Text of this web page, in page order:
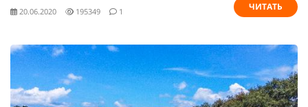
20.06.2020 195349 1 ЧИТАТЬ